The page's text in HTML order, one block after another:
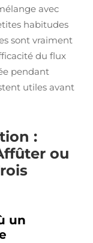
avec
habitudes
sont vraiment
du flux
pendant
utiles avant
:
ou
un